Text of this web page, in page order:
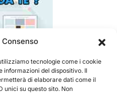
tecnologie come i cookie
informazioni del dispositivo. Il
di elaborare dati come il
unici su questo sito. Non